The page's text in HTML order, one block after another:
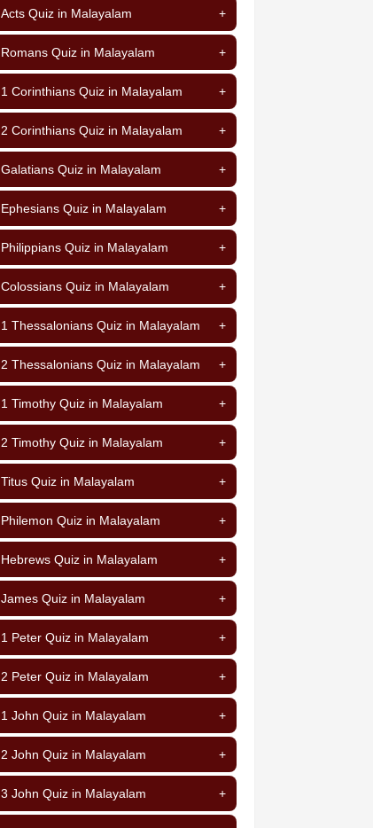
Acts Quiz in Malayalam +
Romans Quiz in Malayalam +
1 Corinthians Quiz in Malayalam +
2 Corinthians Quiz in Malayalam +
Galatians Quiz in Malayalam +
Ephesians Quiz in Malayalam +
Philippians Quiz in Malayalam +
Colossians Quiz in Malayalam +
1 Thessalonians Quiz in Malayalam +
2 Thessalonians Quiz in Malayalam +
1 Timothy Quiz in Malayalam +
2 Timothy Quiz in Malayalam +
Titus Quiz in Malayalam +
Philemon Quiz in Malayalam +
Hebrews Quiz in Malayalam +
James Quiz in Malayalam +
1 Peter Quiz in Malayalam +
2 Peter Quiz in Malayalam +
1 John Quiz in Malayalam +
2 John Quiz in Malayalam +
3 John Quiz in Malayalam +